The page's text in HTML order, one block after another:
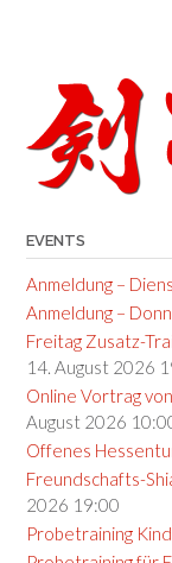
EVENTS
Anmeldung –
Anmeldung –
Freitag Zusatz-
14. August 2026
Online Vortrag
August 2026
Offenes
Freundschafts-
2026 19:00
Probetraining